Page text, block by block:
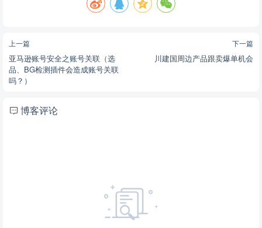
上一篇
亚马逊账号安全之账号关联（选
品、BG检测插件会造成账号关联
吗？）
下一篇
川建国周边产品跟卖爆单机会
博客评论